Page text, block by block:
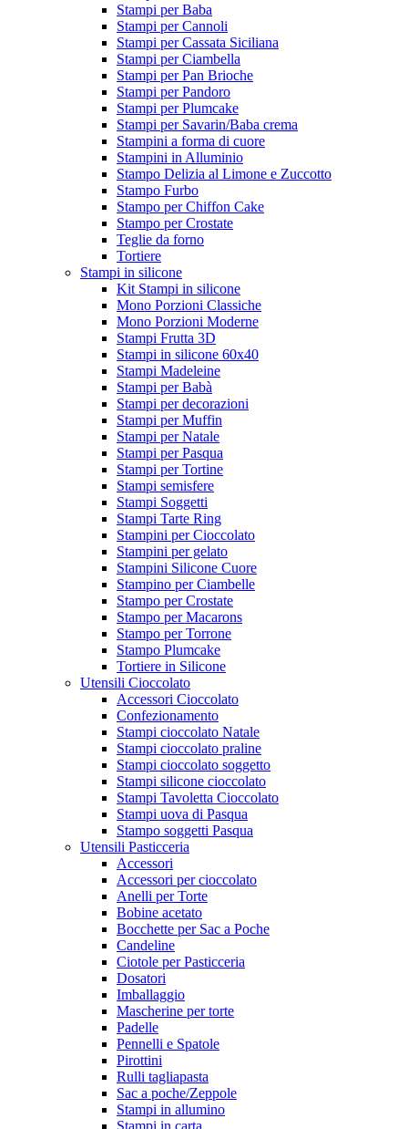
Stampi per Baba
Stampi per Cannoli
Stampi per Cassata Siciliana
Stampi per Ciambella
Stampi per Pan Brioche
Stampi per Pandoro
Stampi per Plumcake
Stampi per Savarin/Baba crema
Stampini a forma di cuore
Stampini in Alluminio
Stampo Delizia al Limone e Zuccotto
Stampo Furbo
Stampo per Chiffon Cake
Stampo per Crostate
Teglie da forno
Tortiere
Stampi in silicone
Kit Stampi in silicone
Mono Porzioni Classiche
Mono Porzioni Moderne
Stampi Frutta 3D
Stampi in silicone 60x40
Stampi Madeleine
Stampi per Babà
Stampi per decorazioni
Stampi per Muffin
Stampi per Natale
Stampi per Pasqua
Stampi per Tortine
Stampi semisfere
Stampi Soggetti
Stampi Tarte Ring
Stampini per Cioccolato
Stampini per gelato
Stampini Silicone Cuore
Stampino per Ciambelle
Stampo per Crostate
Stampo per Macarons
Stampo per Torrone
Stampo Plumcake
Tortiere in Silicone
Utensili Cioccolato
Accessori Cioccolato
Confezionamento
Stampi cioccolato Natale
Stampi cioccolato praline
Stampi cioccolato soggetto
Stampi silicone cioccolato
Stampi Tavoletta Cioccolato
Stampi uova di Pasqua
Stampo soggetti Pasqua
Utensili Pasticceria
Accessori
Accessori per cioccolato
Anelli per Torte
Bobine acetato
Bocchette per Sac a Poche
Candeline
Ciotole per Pasticceria
Dosatori
Imballaggio
Mascherine per torte
Padelle
Pennelli e Spatole
Pirottini
Rulli tagliapasta
Sac a poche/Zeppole
Stampi in allumino
Stampi in carta